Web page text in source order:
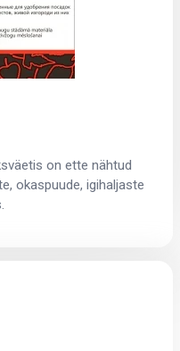
on ette nähtud
okaspuude, igihaljaste